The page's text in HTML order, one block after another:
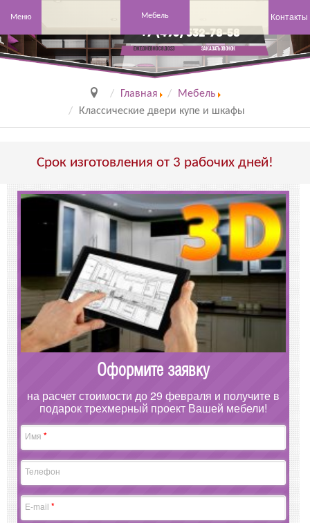
Меню Мебель Контакты
+7 (495) 532-78-58
Ежедневно с 8 до 23 заказать звонок
Главная
Мебель
Классические двери купе и шкафы
Срок изготовления от 3 рабочих дней!
Оформите заявку
на расчет стоимости до 29 февраля и получите в
подарок трехмерный проект Вашей мебели!
Имя *
Телефон
E-mail *